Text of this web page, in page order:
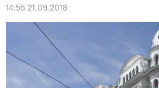
14:55 21.09.2018